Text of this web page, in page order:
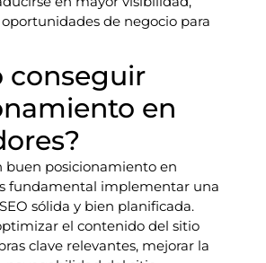
de negocio para
conseguir
en
buen posicionamiento en
fundamental implementar una
sólida y bien planificada.
el contenido del sitio
clave relevantes, mejorar la